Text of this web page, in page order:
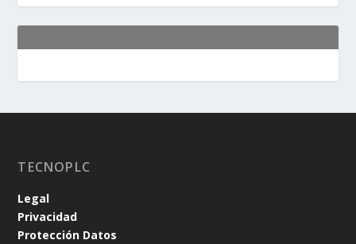
TECNOPLC
Legal
Privacidad
Protección Datos